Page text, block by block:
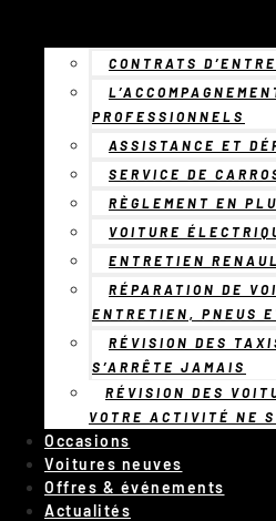
CONTRATS
PROFESSIONNELS
ASSISTANCE ET
SERVICE DE
RÈGLEMENT EN
VOITURE
ENTRETIEN
RÉPARATION DE
ENTRETIEN, PNEUS
RÉVISION DES
S’ARRÊTE JAMAIS
RÉVISION DES
VOTRE ACTIVITÉ NE
Occasions
Voitures neuves
Offres & événements
Actualités